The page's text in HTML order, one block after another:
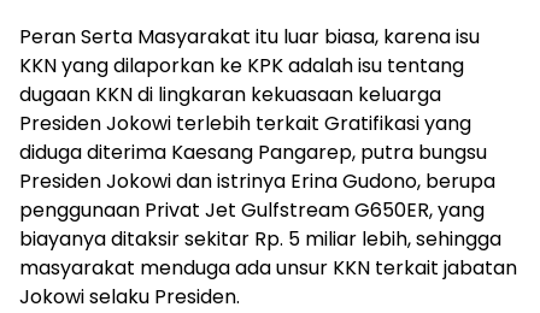
Peran Serta Masyarakat itu luar biasa, karena isu
KKN yang dilaporkan ke KPK adalah isu tentang
dugaan KKN di lingkaran kekuasaan keluarga
Presiden Jokowi terlebih terkait Gratifikasi yang
diduga diterima Kaesang Pangarep, putra bungsu
Presiden Jokowi dan istrinya Erina Gudono, berupa
penggunaan Privat Jet Gulfstream G650ER, yang
biayanya ditaksir sekitar Rp. 5 miliar lebih, sehingga
masyarakat menduga ada unsur KKN terkait jabatan
Jokowi selaku Presiden.